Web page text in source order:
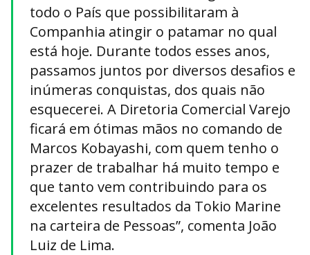
todo o País que possibilitaram à
Companhia atingir o patamar no qual
está hoje. Durante todos esses anos,
passamos juntos por diversos desafios e
inúmeras conquistas, dos quais não
esquecerei. A Diretoria Comercial Varejo
ficará em ótimas mãos no comando de
Marcos Kobayashi, com quem tenho o
prazer de trabalhar há muito tempo e
que tanto vem contribuindo para os
excelentes resultados da Tokio Marine
na carteira de Pessoas”, comenta João
Luiz de Lima.